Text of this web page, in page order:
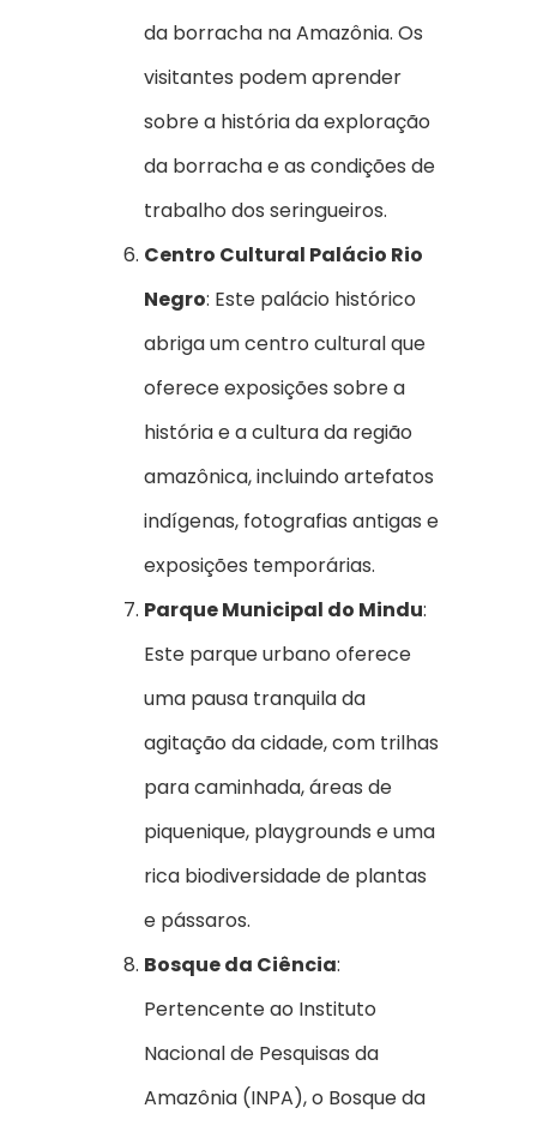
da borracha na Amazônia. Os
visitantes podem aprender
sobre a história da exploração
da borracha e as condições de
trabalho dos seringueiros.
Centro Cultural Palácio Rio
Negro: Este palácio histórico
abriga um centro cultural que
oferece exposições sobre a
história e a cultura da região
amazônica, incluindo artefatos
indígenas, fotografias antigas e
exposições temporárias.
Parque Municipal do Mindu:
Este parque urbano oferece
uma pausa tranquila da
agitação da cidade, com trilhas
para caminhada, áreas de
piquenique, playgrounds e uma
rica biodiversidade de plantas
e pássaros.
Bosque da Ciência:
Pertencente ao Instituto
Nacional de Pesquisas da
Amazônia (INPA), o Bosque da